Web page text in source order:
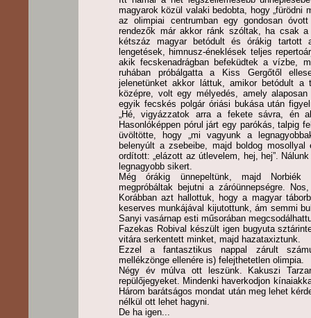
magyarok közül valaki bedobta, hogy „fürödni
az olimpiai centrumban egy gondosan
rendezők már akkor ránk szóltak, ha csak
kétszáz magyar betódult és órákig tartott
lengetések, himnusz-éneklések teljes
akik fecskenadrágban befeküdtek a vízbe,
ruhában próbálgatta a Kiss Gergőtől
jelenetünket akkor láttuk, amikor betódult a
középre, volt egy mélyedés, amely
egyik fecskés polgár óriási bukása után
„Hé, vigyázzatok arra a fekete sávra, én
Hasonlóképpen pórul járt egy parókás, talpig
üvöltötte, hogy „mi vagyunk a
belenyúlt a zsebeibe, majd boldog
ordított: „elázott az útlevelem, hej, hej”.
legnagyobb sikert.
Még órákig ünnepeltünk, majd Norbiék
megpróbáltak bejutni a záróünnepségre.
Korábban azt hallottuk, hogy a magyar
keserves munkájával kijutottunk, ám semmi
Sanyi vasárnap esti műsorában
Fazekas Robival készült igen bugyuta
vitára serkentett minket, majd hazataxiztunk.
Ezzel a fantasztikus nappal zárult
mellékzönge ellenére is) felejthetetlen olimpia.
Négy év múlva ott leszünk. Kakuszi
repülőjegyeket. Mindenki haverkodjon
Három barátságos mondat után meg lehet
nélkül ott lehet hagyni.
De ha igen...